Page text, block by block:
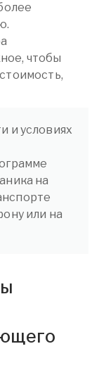
чтобы
и условиях
на
или на